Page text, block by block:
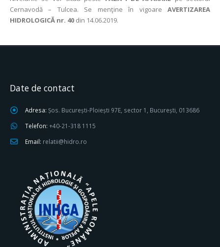
Cernavodă – Tulcea.
Se menţine în vigoareAVERTIZAREA
HIDROLOGICĂ nr. 40 din 14.06.2019.
Date de contact
Adresa: Șos. București-Ploiești 97E, sector 1, București, 013686
Telefon: +40-21-318 1115
Email: relatii@hidro.ro